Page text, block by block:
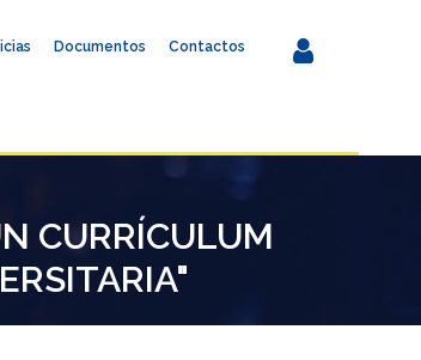
Documentos Contactos
CURRÍCULUM